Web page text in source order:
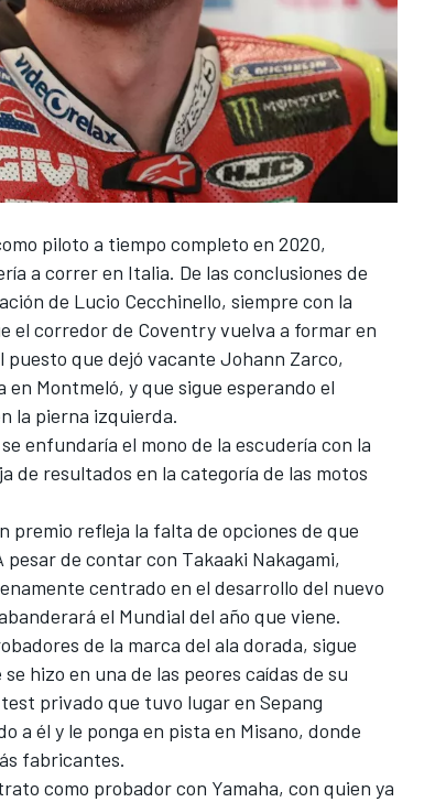
piloto a tiempo completo en 2020,
a correr en Italia. De las conclusiones de
de Lucio Cecchinello, siempre con la
el corredor de Coventry vuelva a formar en
puesto que dejó vacante Johann Zarco,
Montmeló, y que sigue esperando el
la pierna izquierda.
se enfundaría el mono de la escudería con la
de resultados en la categoría de las motos
premio refleja la falta de opciones de que
pesar de contar con Takaaki Nakagami,
centrado en el desarrollo del nuevo
el Mundial del año que viene.
de la marca del ala dorada, sigue
hizo en una de las peores caídas de su
privado que tuvo lugar en Sepang
a él y le ponga en pista en Misano, donde
fabricantes.
como probador con Yamaha, con quien ya